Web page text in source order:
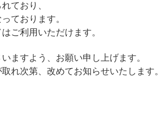
ており、
ております。
ご利用いただけます。
ますよう、お願い申し上げます。
れ次第、改めてお知らせいたします。